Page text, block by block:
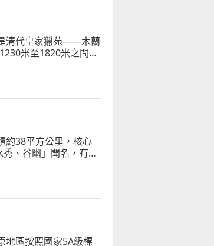
清代皇家獵苑——木蘭
米至1820米之間，
約38平方公里，核心
、谷幽」聞名，有
地區按照國家5A級標